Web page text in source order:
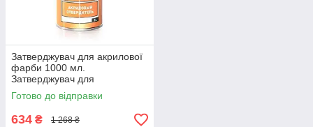
Затверджувач для акрилової
фарби 1000 мл.
Затверджувач для
автомобільної фарби 1000мл
Готово до відправки
634 ₴ 1 268 ₴